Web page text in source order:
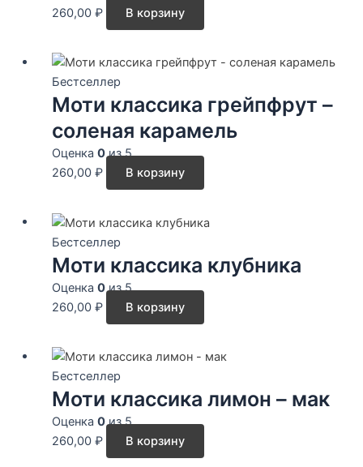
260,00 ₽ В корзину
Бестселлер
Моти классика грейпфрут –
соленая карамель
Оценка 0из 5
260,00 ₽ В корзину
Бестселлер
Моти классика клубника
Оценка 0из 5
260,00 ₽ В корзину
Бестселлер
Моти классика лимон – мак
Оценка 0из 5
260,00 ₽ В корзину